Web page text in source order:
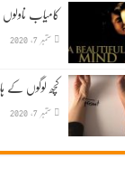
کامیاب
ستمبر 7, 2020
کچھ لوگوں کے
ستمبر 7, 2020